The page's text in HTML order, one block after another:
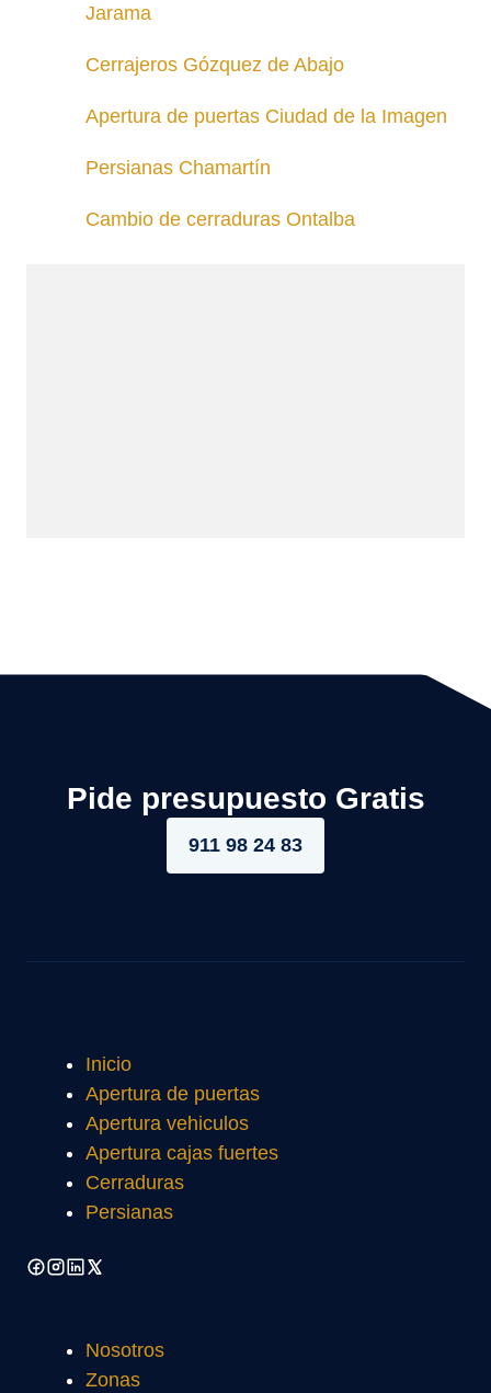
Jarama
Cerrajeros Gózquez de Abajo
Apertura de puertas Ciudad de la Imagen
Persianas Chamartín
Cambio de cerraduras Ontalba
Pide presupuesto Gratis
911 98 24 83
Inicio
Apertura de puertas
Apertura vehiculos
Apertura cajas fuertes
Cerraduras
Persianas
Nosotros
Zonas